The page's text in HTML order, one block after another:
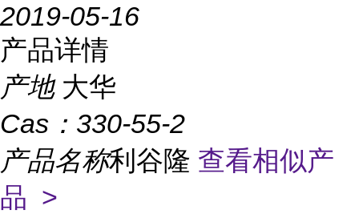
2019-05-16
产品详情
产地 大华
Cas： 330-55-2
产品名称利谷隆 查看相似产
品 >